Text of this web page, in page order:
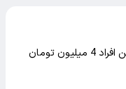
خبر مهم برای سرپرستان خانوار / حساب این افراد 4 میلیون تومان